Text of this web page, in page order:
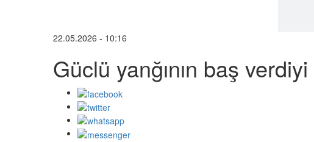
22.05.2026 - 10:16
Güclü yanğının baş verdiyi